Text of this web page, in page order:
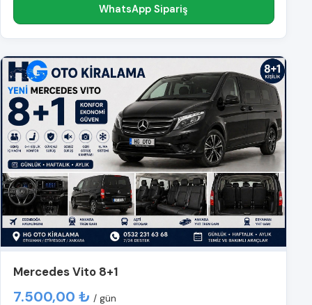
WhatsApp Sipariş
Mercedes Vito 8+1
7.500,00 ₺ / gün